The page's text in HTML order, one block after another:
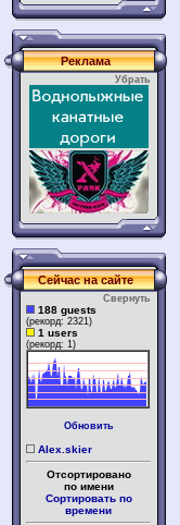
Реклама
Убрать
Сейчас на сайте
Свернуть
188 guests
(рекорд: 2321)
1 users
(рекорд: 1)
Обновить
Alex.skier
Отсортировано
по имени
Сортировать по
времени